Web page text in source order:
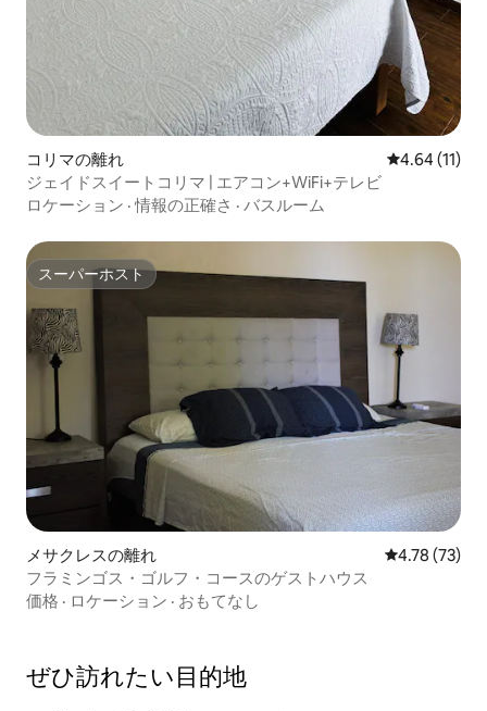
コリマの離れ レビュー11
4.64 (11)
ジェイドスイートコリマ | エアコン+WiFi+テレビ
ロケーション ·情報の正確さ · バスルーム
スーパーホスト
スーパーホスト
メサクレスの離れ レビュー73
4.78 (73)
フラミンゴス・ゴルフ・コースのゲストハウス
価格 · ロケーション · おもてなし
ぜひ訪⁠れ⁠た⁠い目⁠的⁠地